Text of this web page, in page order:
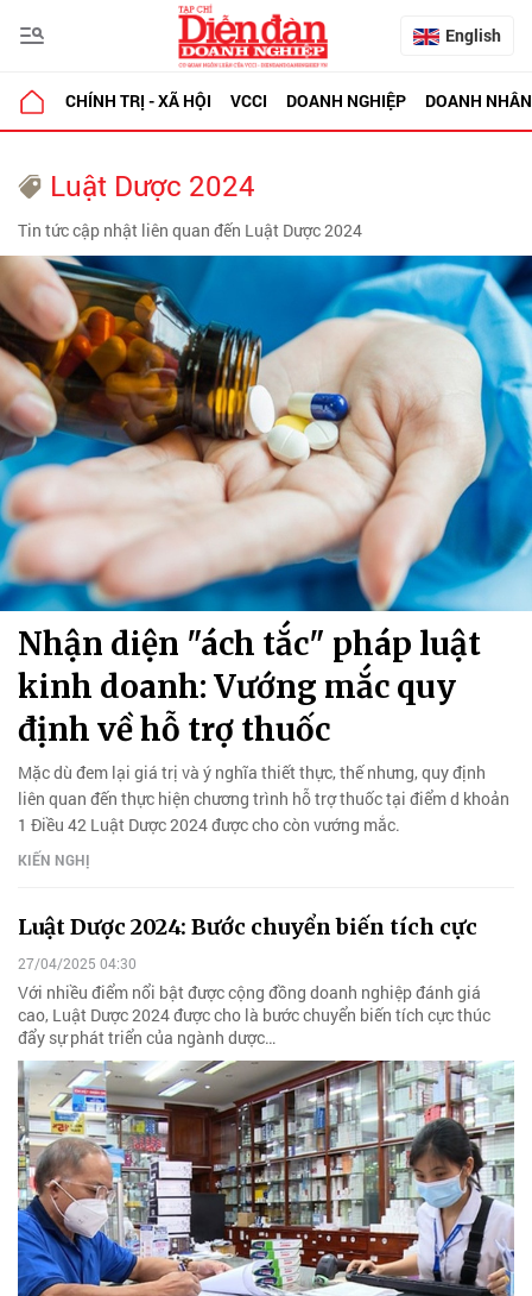
English
CHÍNH TRỊ - XÃ HỘI VCCI DOANH NGHIỆP DOANH NHÂN
Luật Dược 2024
Tin tức cập nhật liên quan đến Luật Dược 2024
Nhận diện "ách tắc" pháp luật
kinh doanh: Vướng mắc quy
định về hỗ trợ thuốc
Mặc dù đem lại giá trị và ý nghĩa thiết thực, thế nhưng, quy định
liên quan đến thực hiện chương trình hỗ trợ thuốc tại điểm d khoản
1 Điều 42 Luật Dược 2024 được cho còn vướng mắc.
KIẾN NGHỊ
Luật Dược 2024: Bước chuyển biến tích cực
27/04/2025 04:30
Với nhiều điểm nổi bật được cộng đồng doanh nghiệp đánh giá
cao, Luật Dược 2024 được cho là bước chuyển biến tích cực thúc
đẩy sự phát triển của ngành dược…